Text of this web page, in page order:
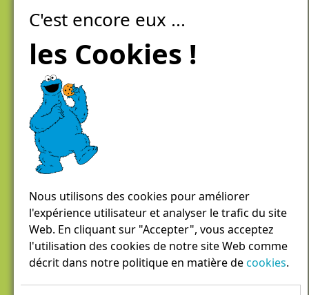
Laiteries Réunies Genève
Créer mon compte
Chemin des Aulx 6,
1228 Plan-les-Ouates
Case postale 1055
1211 Genève 26
022 884 81 81
panierdici@lrgg.ch
C'est encore eux ...
les Cookies !
Nous utilisons des cookies pour améliorer
l'expérience utilisateur et analyser le trafic du site
Web. En cliquant sur "Accepter", vous acceptez
l'utilisation des cookies de notre site Web comme
décrit dans notre politique en matière decookies.